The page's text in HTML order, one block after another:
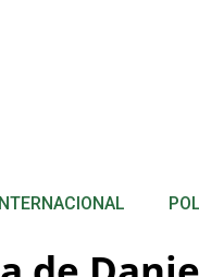
INTERNACIONAL